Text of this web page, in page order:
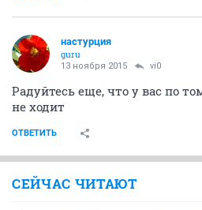
настурция
guru
13 ноября 2015 vi0
Радуйтесь еще, что у вас по
не ходит
ОТВЕТИТЬ
СЕЙЧАС ЧИТАЮТ